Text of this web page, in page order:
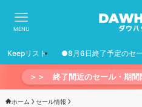
MENU
Keepリスト ●8月6日終了予定のセ
＞＞ 終了間近のセール・期
ホーム セール情報